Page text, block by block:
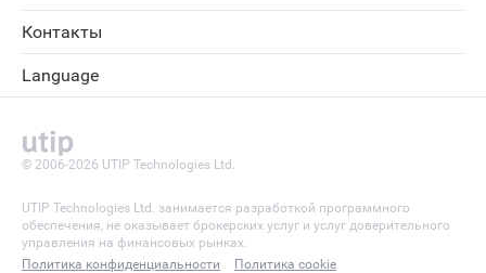
Контакты
Language
© 2006-2026 UTIP Technologies Ltd.
UTIP Technologies Ltd. занимается разработкой программного
обеспечения, не оказывает брокерских услуг и услуг доверительного
управления на финансовых рынках.
Политика конфиденциальности
Политика cookie